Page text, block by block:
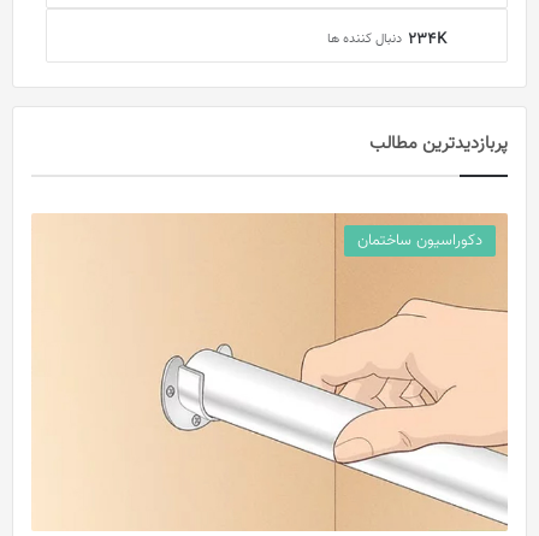
234K دنبال کننده ها
پربازدید‌ترین مطالب
دکوراسیون ساختمان